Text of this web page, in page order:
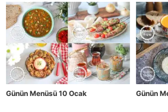
Günün Menüsü 10 Ocak Günün